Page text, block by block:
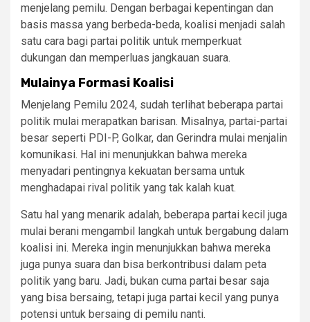
menjelang pemilu. Dengan berbagai kepentingan dan
basis massa yang berbeda-beda, koalisi menjadi salah
satu cara bagi partai politik untuk memperkuat
dukungan dan memperluas jangkauan suara.
Mulainya Formasi Koalisi
Menjelang Pemilu 2024, sudah terlihat beberapa partai
politik mulai merapatkan barisan. Misalnya, partai-partai
besar seperti PDI-P, Golkar, dan Gerindra mulai menjalin
komunikasi. Hal ini menunjukkan bahwa mereka
menyadari pentingnya kekuatan bersama untuk
menghadapai rival politik yang tak kalah kuat.
Satu hal yang menarik adalah, beberapa partai kecil juga
mulai berani mengambil langkah untuk bergabung dalam
koalisi ini. Mereka ingin menunjukkan bahwa mereka
juga punya suara dan bisa berkontribusi dalam peta
politik yang baru. Jadi, bukan cuma partai besar saja
yang bisa bersaing, tetapi juga partai kecil yang punya
potensi untuk bersaing di pemilu nanti.